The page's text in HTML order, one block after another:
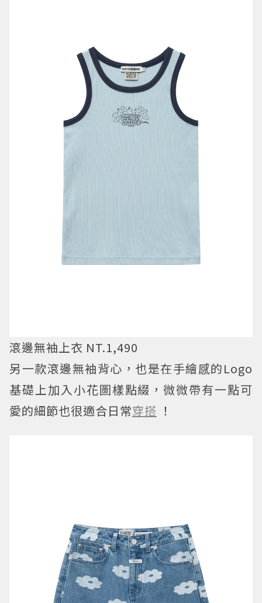
滾邊無袖上衣 NT.1,490
另一款滾邊無袖背心，也是在手繪感的Logo
基礎上加入小花圖樣點綴，微微帶有一點可
愛的細節也很適合日常穿搭 ！